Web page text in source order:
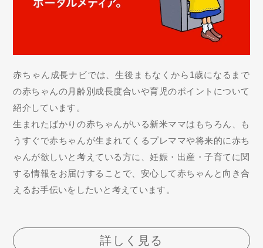
赤ちゃん成長ナビでは、生後まもなくから1歳になるまで
の赤ちゃんの月齢別成長度合いや育児のポイントについて
紹介しています。
生まれたばかりの赤ちゃんがいる新米ママはもちろん、も
うすぐで赤ちゃんが生まれてくるプレママや将来的に赤ち
ゃんが欲しいと考えている方に、妊娠・出産・子育てに関
する情報をお届けすることで、安心して赤ちゃんと向き合
えるお手伝いをしたいと考えています。
詳しく見る